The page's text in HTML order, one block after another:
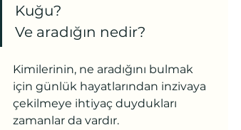
Kuğu?
Ve aradığın nedir?
Kimilerinin, ne aradığını bulmak
için günlük hayatlarından inzivaya
çekilmeye ihtiyaç duydukları
zamanlar da vardır.